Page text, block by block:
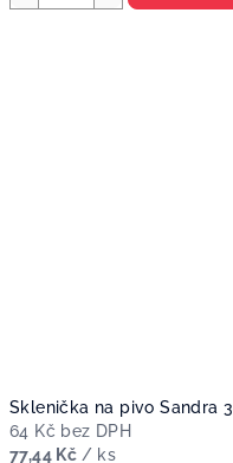
Sklenička na pivo Sandra
64 Kč bez DPH
77,44 Kč / ks